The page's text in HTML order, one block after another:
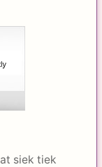
siek tiek